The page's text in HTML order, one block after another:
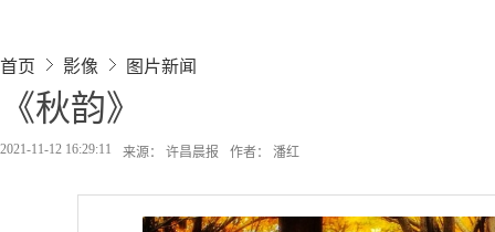
首页 影像 图片新闻
《秋韵》
2021-11-12 16:29:11 来源： 许昌晨报 作者： 潘红